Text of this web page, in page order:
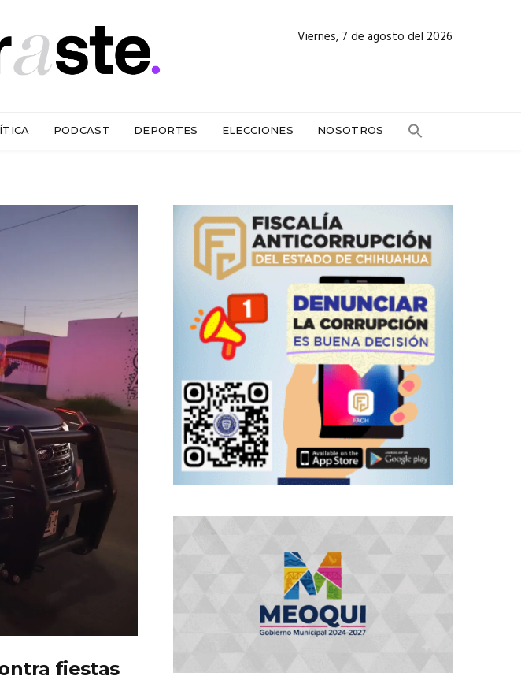
Viernes, 7 de agosto del 2026
PODCAST DEPORTES ELECCIONES NOSOTROS
fiestas